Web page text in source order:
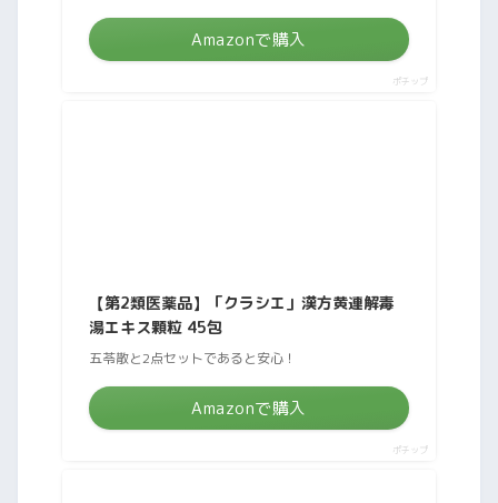
Amazonで購入
ポチップ
【第2類医薬品】「クラシエ」漢方黄連解毒
湯エキス顆粒 45包
五苓散と2点セットであると安心！
Amazonで購入
ポチップ